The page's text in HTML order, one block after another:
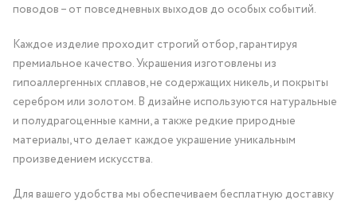
поводов – от повседневных выходов до особых событий.
Каждое изделие проходит строгий отбор, гарантируя
премиальное качество. Украшения изготовлены из
гипоаллергенных сплавов, не содержащих никель, и покрыты
серебром или золотом. В дизайне используются натуральные
и полудрагоценные камни, а также редкие природные
материалы, что делает каждое украшение уникальным
произведением искусства.
Для вашего удобства мы обеспечиваем бесплатную доставку